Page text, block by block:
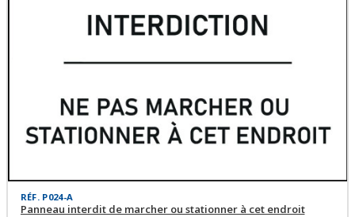
RÉF. P024-A
Panneau interdit de marcher ou stationner à cet endroit